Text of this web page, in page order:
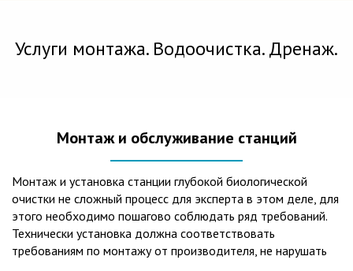
Услуги монтажа. Водоочистка. Дренаж.
Монтаж и обслуживание станций
Монтаж и установка станции глубокой биологической
очистки не сложный процесс для эксперта в этом деле, для
этого необходимо пошагово соблюдать ряд требований.
Технически установка должна соответствовать
требованиям по монтажу от производителя, не нарушать